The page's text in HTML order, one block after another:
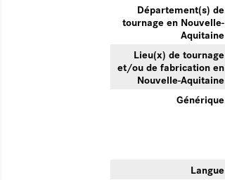
Département(s) de
tournage en Nouvelle-
Aquitaine
Lieu(x) de tournage
et/ou de fabrication en
Nouvelle-Aquitaine
Générique
Langue